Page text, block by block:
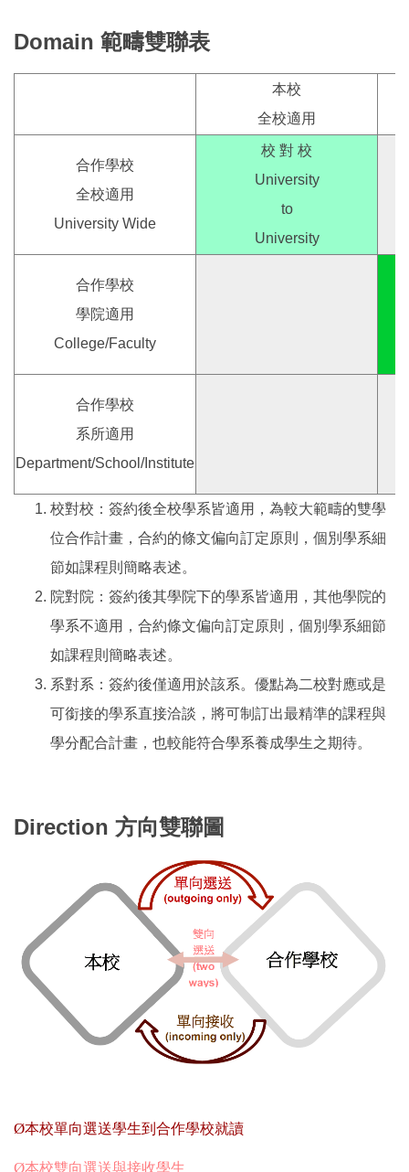
Domain 範疇雙聯表
本校
全校適用
合作學校
全校適用
University Wide
校 對 校
University
to
University
合作學校
學院適用
College/Faculty
合作學校
系所適用
Department/School/Institute
校對校：簽約後全校學系皆適用，為較大範疇的雙學
位合作計畫，合約的條文偏向訂定原則，個別學系細
節如課程則簡略表述。
院對院：簽約後其學院下的學系皆適用，其他學院的
學系不適用，合約條文偏向訂定原則，個別學系細節
如課程則簡略表述。
系對系：簽約後僅適用於該系。優點為二校對應或是
可銜接的學系直接洽談，將可制訂出最精準的課程與
學分配合計畫，也較能符合學系養成學生之期待。
Direction 方向雙聯圖
Ø本校單向選送學生到合作學校就讀
Ø本校雙向選送與接收學生